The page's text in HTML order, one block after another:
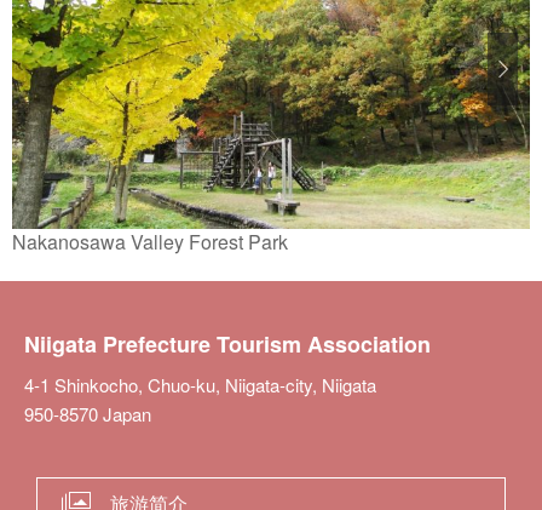
Nakanosawa Valley Forest Park
Niigata Prefecture Tourism Association
4-1 Shinkocho, Chuo-ku, Niigata-city, Niigata
950-8570 Japan
旅游简介